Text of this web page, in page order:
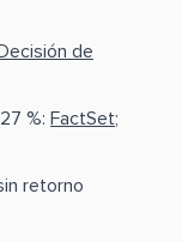
Decisión de
%: FactSet;
retorno